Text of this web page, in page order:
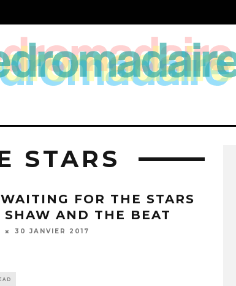
STARS
FOR THE STARS
AND THE BEAT
30 JANVIER 2017